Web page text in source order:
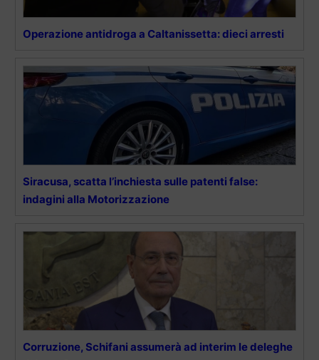
Operazione antidroga a Caltanissetta: dieci arresti
Siracusa, scatta l’inchiesta sulle patenti false:
indagini alla Motorizzazione
Corruzione, Schifani assumerà ad interim le deleghe